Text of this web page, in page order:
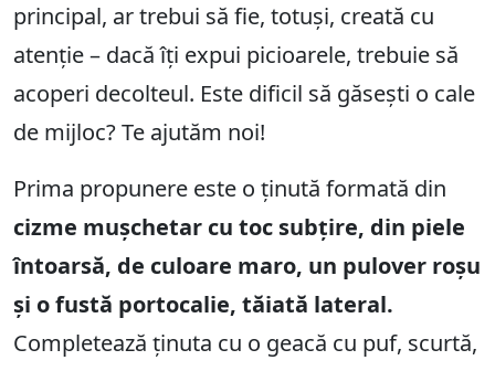
principal, ar trebui să fie, totuși, creată cu
atenție – dacă îți expui picioarele, trebuie să
acoperi decolteul. Este dificil să găsești o cale
de mijloc? Te ajutăm noi!
Prima propunere este o ținută formată din
cizme mușchetar cu toc subțire, din piele
întoarsă, de culoare maro, un pulover roșu
și o fustă portocalie, tăiată lateral.
Completează ținuta cu o geacă cu puf, scurtă,